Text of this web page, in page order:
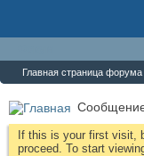
Главная страница форума
If this is your first visit,
proceed. To start